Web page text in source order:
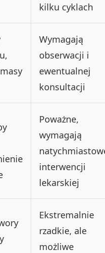
kilku cyklach
Wymagają
obserwacji i
ewentualnej
konsultacji
Poważne,
wymagają
interwencji
lekarskiej
Ekstremalnie
rzadkie, ale
możliwe